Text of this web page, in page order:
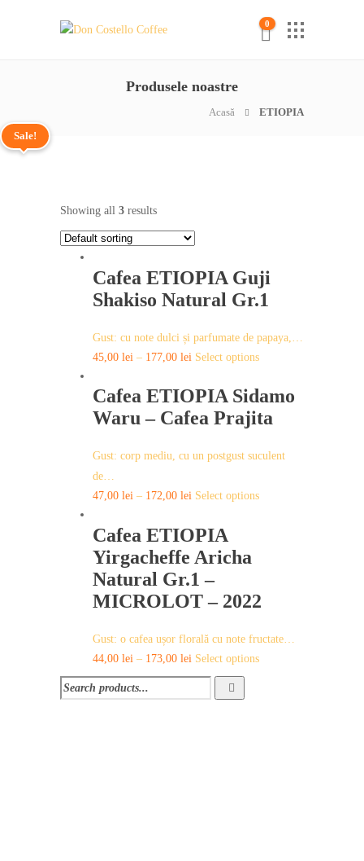
0
Produsele noastre
Acasă ETIOPIA
Showing all 3 results
Cafea ETIOPIA Guji
Shakiso Natural Gr.1
Gust: cu note dulci și parfumate de papaya,…
45,00 lei – 177,00 lei Select optionsThis
has
multiple
The
page
Cafea ETIOPIA Sidamo
Waru – Cafea Prajita
Gust: corp mediu, cu un postgust suculent
de…
47,00 lei – 172,00 lei Select optionsThis
options
be
chosen
Sale!
Cafea ETIOPIA
Yirgacheffe Aricha
Natural Gr.1 –
MICROLOT – 2022
Gust: o cafea ușor florală cu note fructate…
44,00 lei – 173,00 lei Select optionsThis